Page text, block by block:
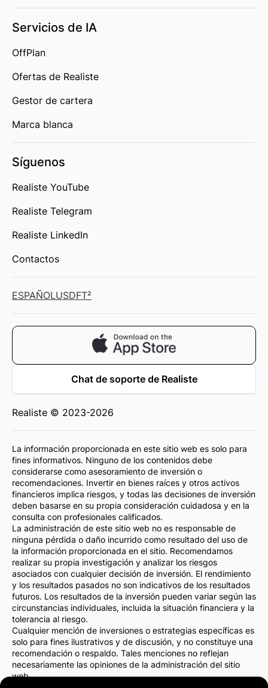
Servicios de IA
OffPlan
Ofertas de Realiste
Gestor de cartera
Marca blanca
Síguenos
Realiste YouTube
Realiste Telegram
Realiste LinkedIn
Contactos
ESPAÑOLUSDFT²
Chat de soporte de Realiste
Realiste © 2023-2026
La información proporcionada en este sitio web es solo para
fines informativos. Ninguno de los contenidos debe
considerarse como asesoramiento de inversión o
recomendaciones. Invertir en bienes raíces y otros activos
financieros implica riesgos, y todas las decisiones de inversión
deben basarse en su propia consideración cuidadosa y en la
consulta con profesionales calificados.
La administración de este sitio web no es responsable de
ninguna pérdida o daño incurrido como resultado del uso de
la información proporcionada en el sitio. Recomendamos
realizar su propia investigación y analizar los riesgos
asociados con cualquier decisión de inversión. El rendimiento
y los resultados pasados no son indicativos de los resultados
futuros. Los resultados de la inversión pueden variar según las
circunstancias individuales, incluida la situación financiera y la
tolerancia al riesgo.
Cualquier mención de inversiones o estrategias específicas es
solo para fines ilustrativos y de discusión, y no constituye una
recomendación o respaldo. Tales menciones no reflejan
necesariamente las opiniones de la administración del sitio
web.